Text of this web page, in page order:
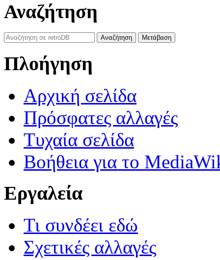
Αναζήτηση
Πλοήγηση
Αρχική σελίδα
Πρόσφατες αλλαγές
Τυχαία σελίδα
Βοήθεια για το
Εργαλεία
Τι συνδέει εδώ
Σχετικές αλλαγές